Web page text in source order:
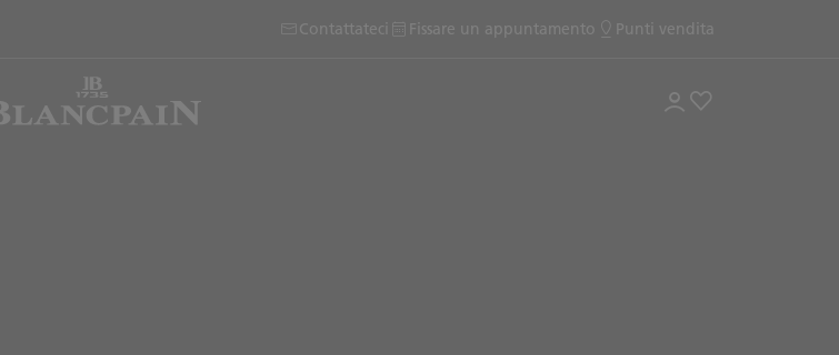
Contattateci Fissare un appuntamento Punti vendita